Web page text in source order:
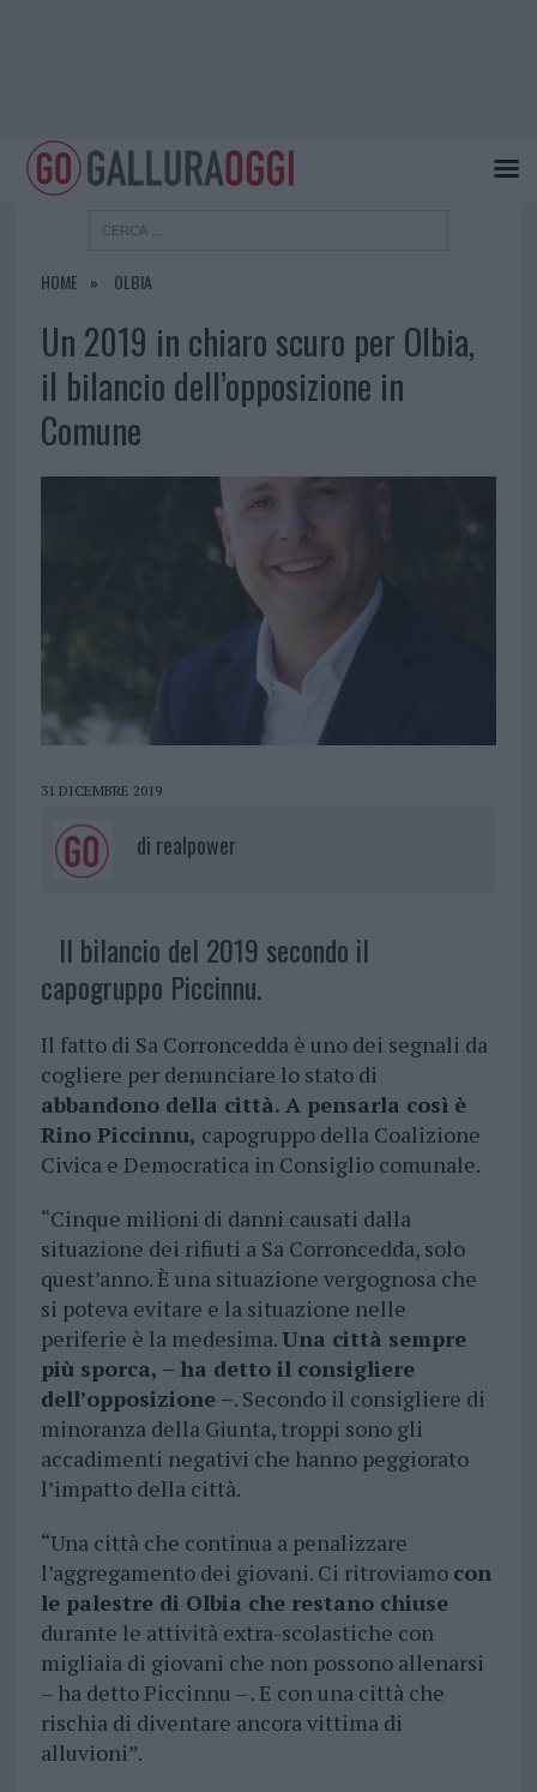
HOME OLBIA
Un 2019 in chiaro scuro per Olbia,
il bilancio dell’opposizione in
Comune
31 DICEMBRE 2019
di realpower
Il bilancio del 2019 secondo il
capogruppo Piccinnu.
Il fatto di Sa Corroncedda è uno dei segnali da
cogliere per denunciare lo stato di
abbandono della città. A pensarla così è
Rino Piccinnu, capogruppo della Coalizione
Civica e Democratica in Consiglio comunale.
“Cinque milioni di danni causati dalla
situazione dei rifiuti a Sa Corroncedda, solo
quest’anno. È una situazione vergognosa che
si poteva evitare e la situazione nelle
periferie è la medesima.Una città sempre
più sporca, – ha detto il consigliere
dell’opposizione –. Secondo il consigliere di
minoranza della Giunta, troppi sono gli
accadimenti negativi che hanno peggiorato
l’impatto della città.
“Una città che continua a penalizzare
l’aggregamento dei giovani. Ci ritroviamo con
le palestre di Olbia che restano chiuse
durante le attività extra-scolastiche con
migliaia di giovani che non possono allenarsi
– ha detto Piccinnu – . E con una città che
rischia di diventare ancora vittima di
alluvioni”.